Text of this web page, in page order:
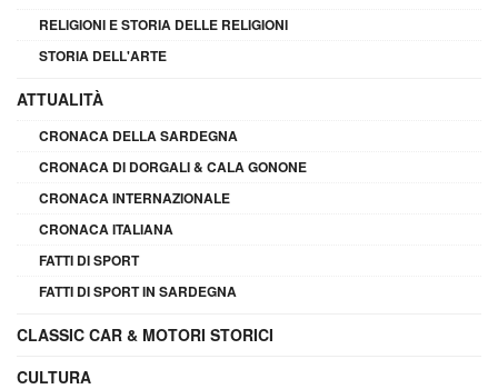
RELIGIONI E STORIA DELLE RELIGIONI
STORIA DELL'ARTE
ATTUALITÀ
CRONACA DELLA SARDEGNA
CRONACA DI DORGALI & CALA GONONE
CRONACA INTERNAZIONALE
CRONACA ITALIANA
FATTI DI SPORT
FATTI DI SPORT IN SARDEGNA
CLASSIC CAR & MOTORI STORICI
CULTURA